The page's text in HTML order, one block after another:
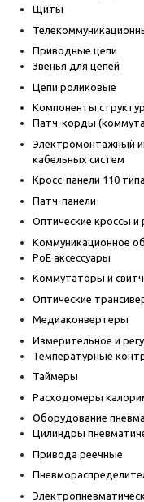
Щиты
Приводные цепи
Звенья для цепей
Цепи роликовые
Компоненты
Патч-корды
Электромонтажный
кабельных систем
Кросс-панели 110 типа
Патч-панели
Оптические кроссы и
Коммуникационное
PoE аксессуары
Коммутаторы и
Оптические
Медиаконвертеры
Измерительное и
Температурные
Таймеры
Расходомеры
Оборудование
Цилиндры
Привода реечные